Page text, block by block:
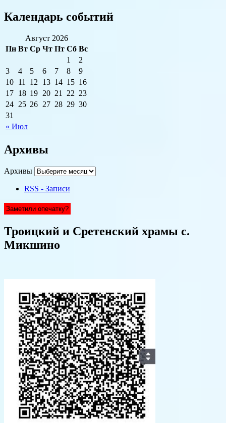
Календарь событий
Август 2026
Пн Вт Ср Чт Пт Сб Вс
« Июл
1
2
3
4 5 6 7 8
9
10 11 12 13 14 15 16
17 18 19 20 21 22 23
24 25 26 27 28 29 30
31
Архивы
Архивы
RSS - Записи
Заметили опечатку?
Троицкий и Сретенский храмы с.
Микшино